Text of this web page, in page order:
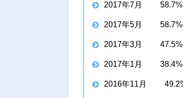
2017年7月 58.7%
2017年5月 58.7%
2017年3月 47.5%
2017年1月 38.4%
2016年11月